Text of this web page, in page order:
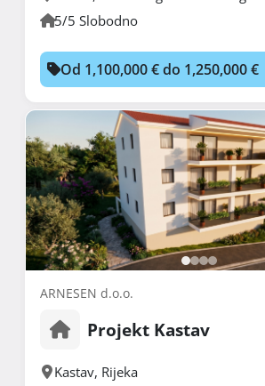
5/5 Slobodno
Od 1,100,000 € do 1,250,000 €
ARNESEN d.o.o.
Projekt Kastav
Kastav, Rijeka